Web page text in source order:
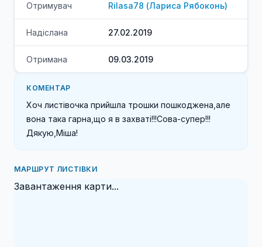
Отримувач Rilasa78 (Лариса Рябоконь)
Надіслана 27.02.2019
Отримана 09.03.2019
КОМЕНТАР
Хоч листівочка прийшла трошки пошкоджена,але
вона така гарна,що я в захваті!!!Сова-супер!!!
Дякую,Міша!
МАРШРУТ ЛИСТІВКИ
Завантаження карти...